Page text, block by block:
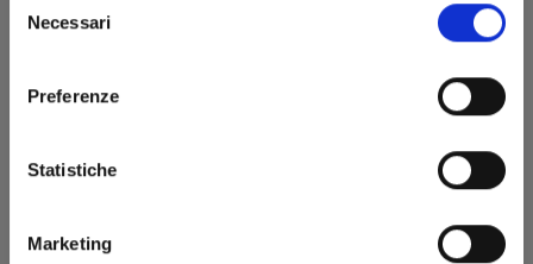
delNecessari
Preferenze
Statistiche
Marketing